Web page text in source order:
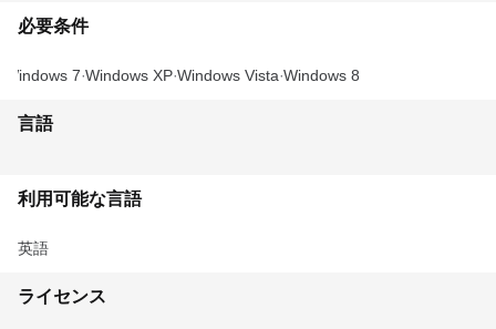
必要条件
Windows 7 Windows XP Windows Vista Windows 8
言語
利用可能な言語
英語
ライセンス